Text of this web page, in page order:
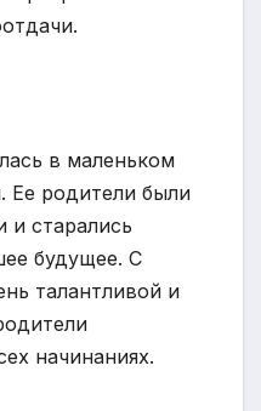
в маленьком
Ее родители были
и старались
будущее. С
талантливой и
начинаниях.